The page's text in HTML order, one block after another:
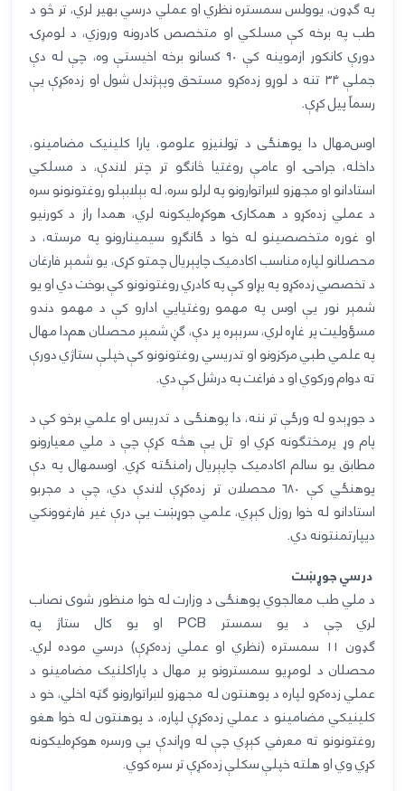
په ګډون، يوولس سمسترهنظري او عملي درسي بهير لري، تر څو د
طب په برخه کې مسلکي او متخصص کادرونه وروزي، د لومړۍ
دورې کانکور ازموینه کې ۹۰ کسانو برخه اخیستې وه، چې له دې
جملې ۳۴ تنه د لوړو زده‌کړو مستحق وپېژندل شول او زده‌کړې یې
رسماً پیل کړې.
اوسمهال دا پوهنځی د ټولنیزو علومو، پارا کلینیک مضامینو،
داخله، جراحۍ او عامې روغتیا څانګو تر چتر لاندې، د مسلکي
استادانواومجهزو لابراتوارونوپه لرلو سره،لهبېلابېلو روغتونونو سره
د عملي زده‌کړو د همکارۍ هوکړه‌لیکونه لري، همدا راز د کورنیو
او غوره متخصصینو له خوا د ځانګړو سیمینارونو په مرسته، د
محصلانو لپاره مناسب اکادمیک چاپېریال چمتو کړی،یو شمېر فارغان
د تخصصي زده‌کړو پهپړاوکې په کادري روغتونونو کېبوختدي او یو
شمېر نور یې اوس په مهمو روغتيايي ادارو کې د مهمو دندو
مسؤولیت پر غاړه لري، سربېرهپر دې، ګڼ شمېر محصلان هم‌دا مهال
په علمي طبي مرکزونو او تدریسي روغتونونو کې خپلېستاژي دورې
ته دوام ورکوي او د فراغت په درشل کې دي.
د جوړېدو له ورځې تر ننه، دا پوهنځی د تدریس او علمي برخو کېد
پام وړ پرمختګونه کړي او تل یې هڅه کړې چې د ملي معیارونو
مطابق یو سالم اکادمیک چاپېریال رامنځته کړي. اوسمهال په دې
پوهنځي کې ۶۸۰محصلان تر زده‌کړې لاندې دي، چې د مجربو
استادانو له خوا روزل کېږي، علمي جوړښت یې درې غیر فارغوونکي
دیپارتمنتونه دي.
درسي جوړښت
د ملي طب معالجوي پوهنځی د وزارت له خوا منظور شوی نصاب
لري چې
د يو سمستر PCB
او يو کال ستاژ په
ګډون ۱۱ سمستره (نظري او عملي زده‌کړې( درسي موده لري.
محصلان د لومړیو سمسترونو پر مهال د پاراکلنیک مضامینو د
عملي زده‌کړو لپاره د پوهنتون له مجهزو لابراتوارونو ګټه اخلي، خو د
کلینیکي مضامینو د عملي زده‌کړې لپاره، د پوهنتون له خوا هغو
روغتونونو ته معرفي کېږي چې له وړاندې یې ورسره هوکړه‌لیکونه
کړي وي او هلته خپلې سکلې زده‌کړې تر سره کوي.